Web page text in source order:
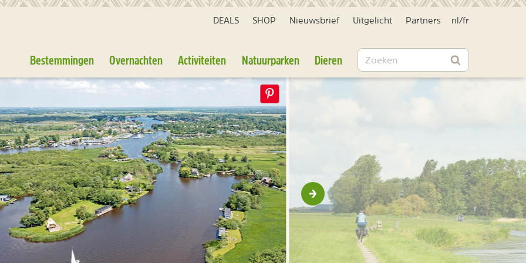
DEALS SHOP Nieuwsbrief Uitgelicht Partners nl /fr
Bestemmingen Overnachten Activiteiten Natuurparken Dieren Zoeken
Zoeken
Volgende